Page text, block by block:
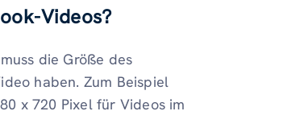
Videos?
die Größe des
haben. Zum Beispiel
x 720 Pixel für Videos im